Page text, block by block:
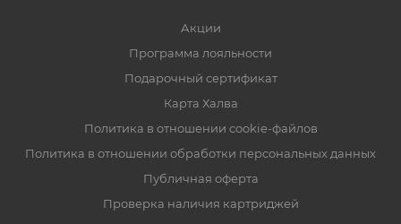
Акции
Программа лояльности
Подарочный сертификат
Карта Халва
Политика в отношении cookie-файлов
Политика в отношении обработки персональных данных
Публичная оферта
Проверка наличия картриджей